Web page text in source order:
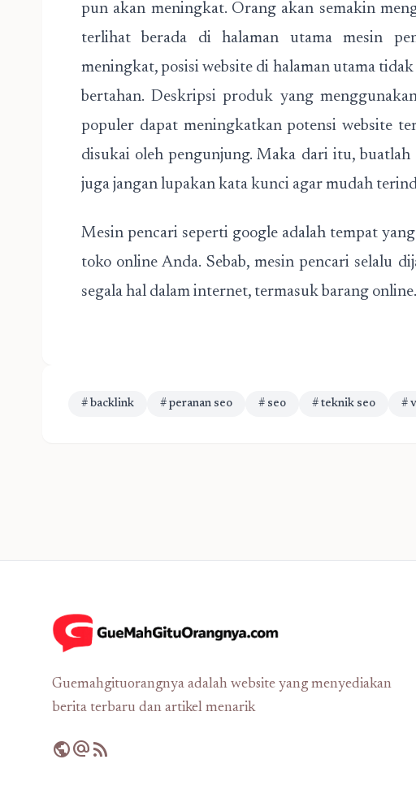
pun akan meningkat. Orang akan semakin
terlihat berada di halaman utama mesin
meningkat, posisi website di halaman utama
bertahan. Deskripsi produk yang
populer dapat meningkatkan potensi website
disukai oleh pengunjung. Maka dari itu,
juga jangan lupakan kata kunci agar mudah
Mesin pencari seperti google adalah tempat
toko online Anda. Sebab, mesin pencari selalu
segala hal dalam internet, termasuk barang online.
# backlink # peranan seo # seo # teknik seo #
Guemahgituorangnya adalah website yang menyediakan
berita terbaru dan artikel menarik
publicalternate_emailrss_feed